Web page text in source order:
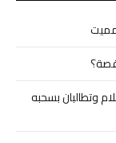
وتطالبان بسحبه